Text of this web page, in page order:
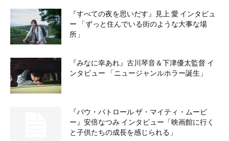
『すべての夜を思いだす』見上 愛 インタビュ
ー 「ずっと住んでいる街のような大事な場
所」
『みなに幸あれ』古川琴音＆下津優太監督 イ
ンタビュー 「ニュージャンルホラー誕生」
『パウ・パトロール ザ・マイティ・ムービ
ー』安倍なつみ インタビュー「映画館に行く
と子供たちの成長を感じられる」